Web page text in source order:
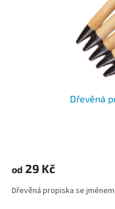
Dřevěná
je
z
od 29 Kč
Dřevěná propiska se jménem.